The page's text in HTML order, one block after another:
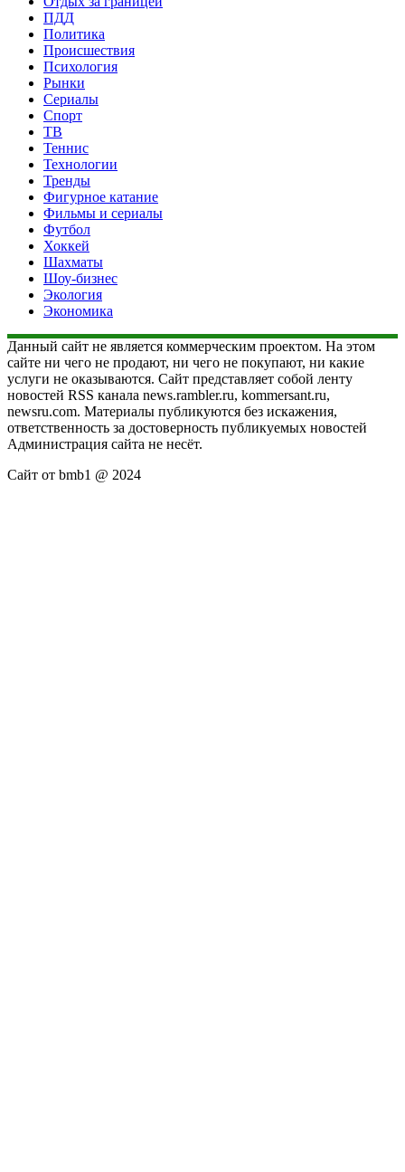
ПДД
Политика
Происшествия
Психология
Рынки
Сериалы
Спорт
ТВ
Теннис
Технологии
Тренды
Фигурное катание
Фильмы и сериалы
Футбол
Хоккей
Шахматы
Шоу-бизнес
Экология
Экономика
Данный сайт не является коммерческим проектом. На этом
сайте ни чего не продают, ни чего не покупают, ни какие
услуги не оказываются. Сайт представляет собой ленту
новостей RSS канала news.rambler.ru, kommersant.ru,
newsru.com. Материалы публикуются без искажения,
ответственность за достоверность публикуемых новостей
Администрация сайта не несёт.
Сайт от bmb1 @ 2024